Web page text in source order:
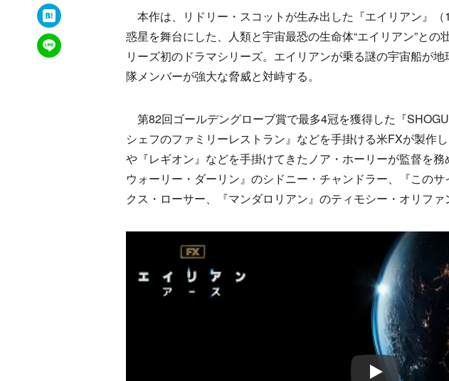
はてなブックマーク
LINEで送る
本作は、リドリー・スコットが生み出した『エイリアン』
惑星を舞台にした、人類と宇宙最恐の生命体“エイリアン”と
リーズ初のドラマシリーズ。エイリアンが乗る謎の宇宙船が
隊メンバーが強大な脅威と対峙する。
第82回ゴールデングローブ賞で最多4冠を獲得した『
シェフのファミリーレストラン』などを手掛ける米FXが製作
や『レギオン』などを手掛けてきたノア・ホーリーが監督を務
ウォーリー・ダーリン』のシドニー・チャンドラー、『この
クス・ローサー、『マンダロリアン』のティモシー・オリファ